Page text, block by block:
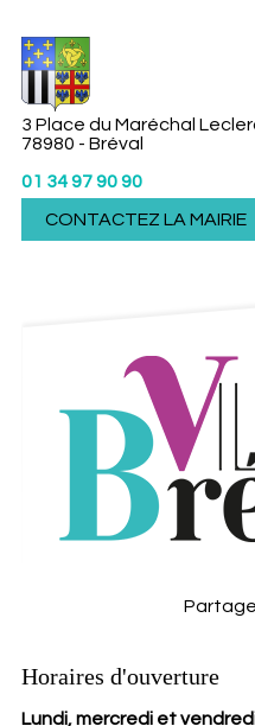
3 Place du Maréchal
78980 - Bréval
01 34 97 90 90
CONTACTEZ LA MAIRIE
Horaires d'ouverture
Lundi, mercredi et